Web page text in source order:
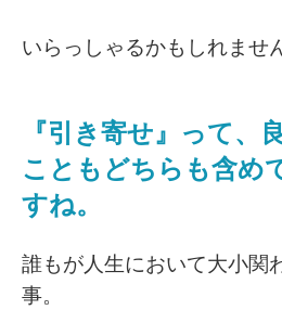
いらっしゃるかもしれませ
『引き寄せ』って、
こともどちらも含め
すね。
誰もが人生において大小関
事。